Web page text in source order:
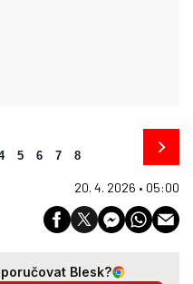
5 6 7 8
20. 4. 2026 • 05:00
Blesk?